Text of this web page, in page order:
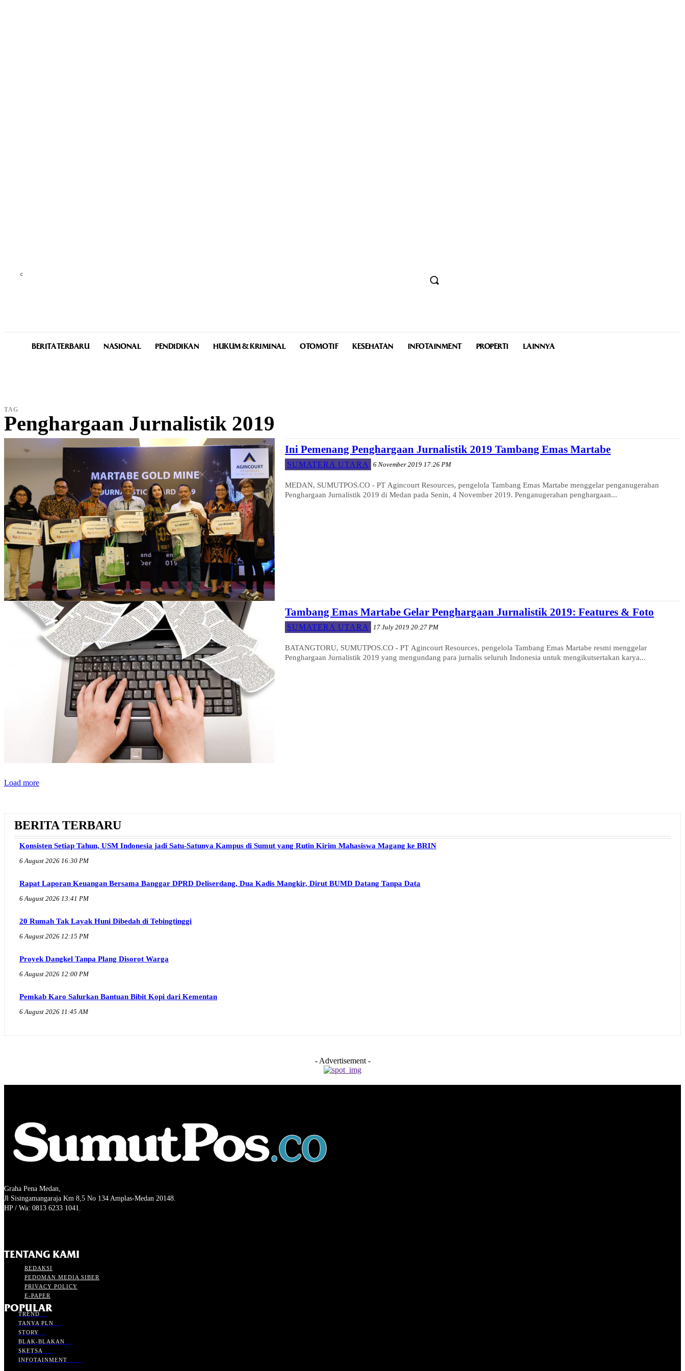
C
BERITA TERBARU NASIONAL PENDIDIKAN HUKUM & KRIMINAL OTOMOTIF KESEHATAN INFOTAINMENT PROPERTI LAINNYA
TAG
Penghargaan Jurnalistik 2019
Ini Pemenang Penghargaan Jurnalistik 2019 Tambang Emas Martabe
SUMATERA UTARA 6 November 2019 17:26 PM
MEDAN, SUMUTPOS.CO - PT Agincourt Resources, pengelola Tambang Emas Martabe menggelar penganugerahan
Penghargaan Jurnalistik 2019 di Medan pada Senin, 4 November 2019. Penganugerahan penghargaan...
Tambang Emas Martabe Gelar Penghargaan Jurnalistik 2019: Features & Foto
SUMATERA UTARA 17 July 2019 20:27 PM
BATANGTORU, SUMUTPOS.CO - PT Agincourt Resources, pengelola Tambang Emas Martabe resmi menggelar
Penghargaan Jurnalistik 2019 yang mengundang para jurnalis seluruh Indonesia untuk mengikutsertakan karya...
Load more
BERITA TERBARU
Konsisten Setiap Tahun, USM Indonesia jadi Satu-Satunya Kampus di Sumut yang Rutin Kirim Mahasiswa Magang ke BRIN
6 August 2026 16:30 PM
Rapat Laporan Keuangan Bersama Banggar DPRD Deliserdang, Dua Kadis Mangkir, Dirut BUMD Datang Tanpa Data
6 August 2026 13:41 PM
20 Rumah Tak Layak Huni Dibedah di Tebingtinggi
6 August 2026 12:15 PM
Proyek Dangkel Tanpa Plang Disorot Warga
6 August 2026 12:00 PM
Pemkab Karo Salurkan Bantuan Bibit Kopi dari Kementan
6 August 2026 11:45 AM
- Advertisement -
Graha Pena Medan,
Jl Sisingamangaraja Km 8,5 No 134 Amplas-Medan 20148.
HP / Wa: 0813 6233 1041.
TENTANG KAMI
REDAKSI
PEDOMAN MEDIA SIBER
PRIVACY POLICY
E-PAPER
POPULAR
TREND
TANYA PLN
STORY
BLAK-BLAKAN
SKETSA
INFOTAINMENT